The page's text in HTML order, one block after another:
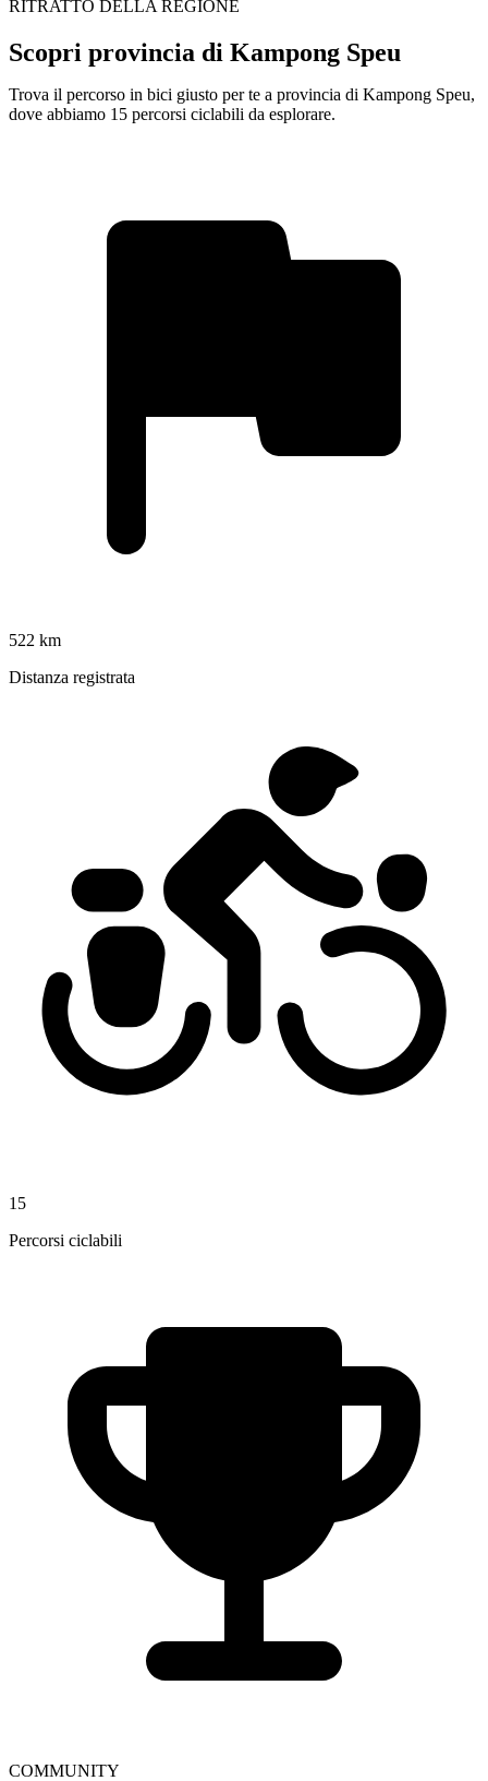
RITRATTO DELLA REGIONE
Scopri provincia di Kampong Speu
Trova il percorso in bici giusto per te a provincia di Kampong Speu,
dove abbiamo 15 percorsi ciclabili da esplorare.
522 km
Distanza registrata
15
Percorsi ciclabili
COMMUNITY